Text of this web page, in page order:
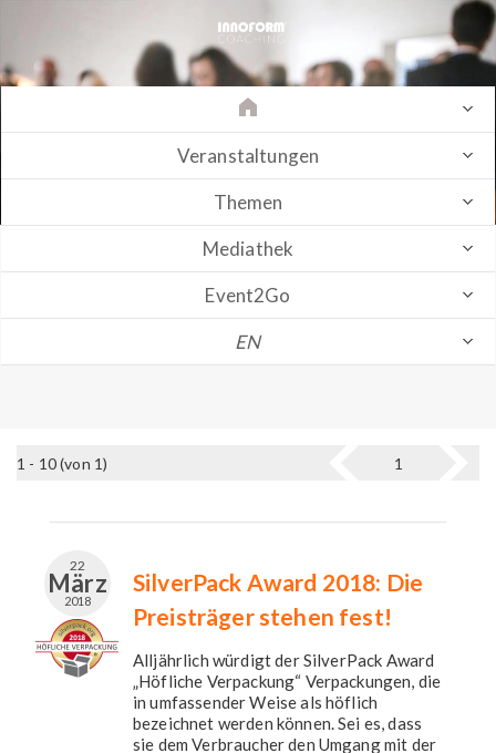
Veranstaltungen
Themen
Mediathek
Event2Go
EN
1 - 10 (von 1) 1
22
März
2018
SilverPack Award 2018: Die
Preisträger stehen fest!
Alljährlich würdigt der SilverPack Award
„Höfliche Verpackung“ Verpackungen, die
in umfassender Weise als höflich
bezeichnet werden können. Sei es, dass
sie dem Verbraucher den Umgang mit der